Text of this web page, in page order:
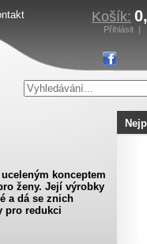
Košík:
Přihlásit |
uceleným konceptem
ženy. Její výrobky
a dá se znich
pro redukci